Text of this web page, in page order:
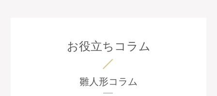
お役立ちコラム
雛人形コラム